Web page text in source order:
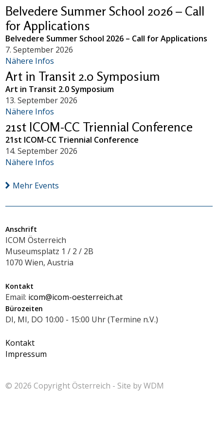
Belvedere Summer School 2026 – Call
for Applications
Belvedere Summer School 2026 – Call for Applications
7. September 2026
Nähere Infos
Art in Transit 2.0 Symposium
Art in Transit 2.0 Symposium
13. September 2026
Nähere Infos
21st ICOM-CC Triennial Conference
21st ICOM-CC Triennial Conference
14. September 2026
Nähere Infos
Mehr Events
Anschrift
ICOM Österreich
Museumsplatz 1 / 2 / 2B
1070 Wien, Austria
Kontakt
Email: icom@icom-oesterreich.at
Bürozeiten
DI, MI, DO 10:00 - 15:00 Uhr (Termine n.V.)
Kontakt
Impressum
© 2026 CopyrightÖsterreich - Site byWDM